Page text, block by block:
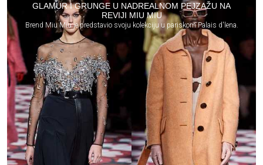
GLAMUR I GRUNGE U NADREALNOM PEJZAŽU NA
REVIJI MIU MIU
Brend Miu Miu je predstavio svoju kolekciju u pariskom Palais d'lena.